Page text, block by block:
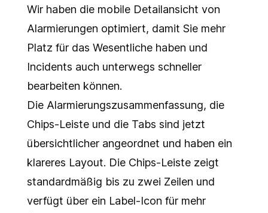
Wir haben die mobile Detailansicht von
Alarmierungen optimiert, damit Sie mehr
Platz für das Wesentliche haben und
Incidents auch unterwegs schneller
bearbeiten können.
Die Alarmierungszusammenfassung, die
Chips-Leiste und die Tabs sind jetzt
übersichtlicher angeordnet und haben ein
klareres Layout. Die Chips-Leiste zeigt
standardmäßig bis zu zwei Zeilen und
verfügt über ein Label-Icon für mehr